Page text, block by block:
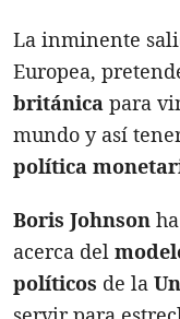
La inminente
Europea,
británica para
mundo y así
política
Boris Johnson
acerca del
políticos de la